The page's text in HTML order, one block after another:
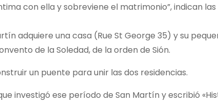
con ella y sobreviene el matrimonio”, indican
adquiere una casa (Rue St George 35) y su
de la Soledad, de la orden de Sión.
un puente para unir las dos residencias.
investigó ese período de San Martín y escribió